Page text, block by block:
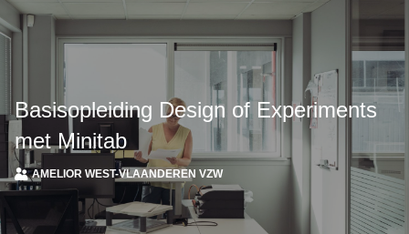
WIE ZIJN WE
CONTACT
Basisopleiding Design of Experiments
met Minitab
AMELIOR WEST-VLAANDEREN VZW